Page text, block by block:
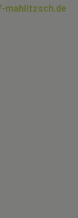
mahlitzsch.de